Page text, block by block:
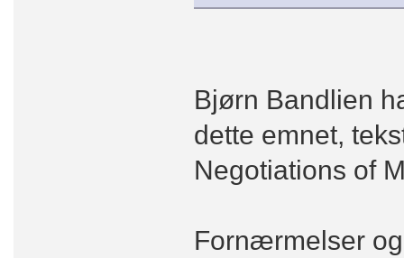
Bjørn Bandlien
dette emnet,
Negotiations of
Fornærmelser